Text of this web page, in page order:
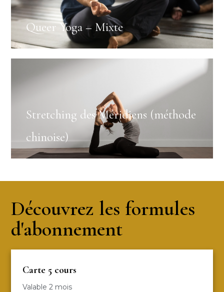
Queer Yoga – Mixte
Stretching des Méridiens (méthode
chinoise)
Découvrez les formules
d'abonnement
Carte 5 cours
Valable 2 mois